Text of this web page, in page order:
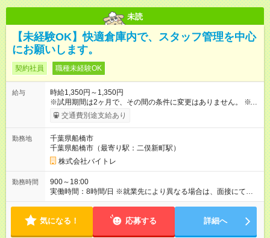
未読
【未経験OK】快適倉庫内で、スタッフ管理を中心
にお願いします。
契約社員 職種未経験OK
給与
時給1,350円～1,350円
※試用期間は2ヶ月で、その間の条件に変更はありません。 ※交
通費別途支給（規定内） 【試用期間】試用期間あり 試用期間の
長さ：2ヶ月 雇用形態、給与は本採用時と同じです。
交通費別途支給あり
勤務地
千葉県船橋市
千葉県船橋市（最寄り駅：二俣新町駅）
株式会社バイトレ
勤務時間
900～18:00
実働時間：8時間/日 ※就業先により異なる場合は、面接にてご相
談します。
気になる！ 応募する 詳細へ